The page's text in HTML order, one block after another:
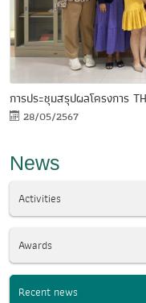
การประชุมสรุปผลโครงการ
28/05/2567
News
Activities
Awards
Recent news